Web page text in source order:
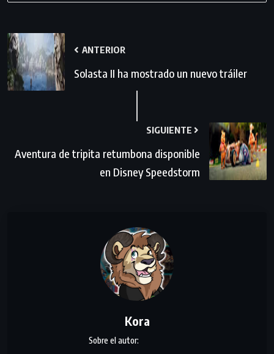
ANTERIOR
Solasta II ha mostrado un nuevo tráiler
SIGUIENTE
Aventura de tripita retumbona disponible
en Disney Speedstorm
Kora